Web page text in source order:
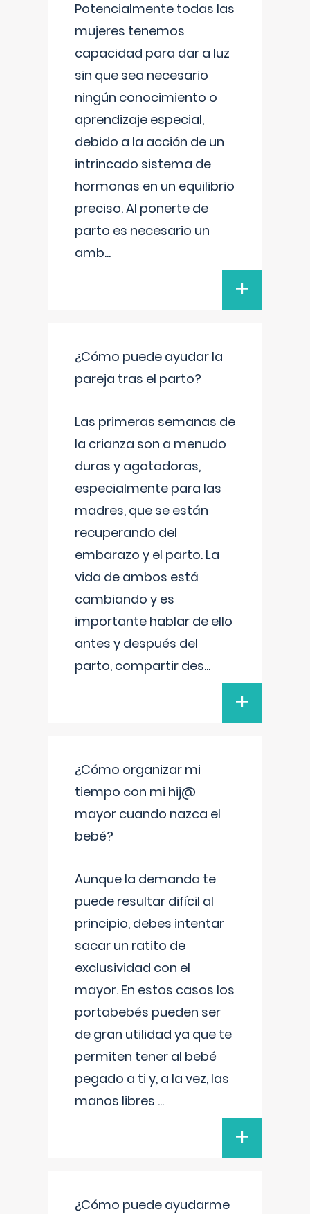
Potencialmente todas las
mujeres tenemos
capacidad para dar a luz
sin que sea necesario
ningún conocimiento o
aprendizaje especial,
debido a la acción de un
intrincado sistema de
hormonas en un equilibrio
preciso. Al ponerte de
parto es necesario un
amb...
+
¿Cómo puede ayudar la
pareja tras el parto?
Las primeras semanas de
la crianza son a menudo
duras y agotadoras,
especialmente para las
madres, que se están
recuperando del
embarazo y el parto. La
vida de ambos está
cambiando y es
importante hablar de ello
antes y después del
parto, compartir des...
+
¿Cómo organizar mi
tiempo con mi hij@
mayor cuando nazca el
bebé?
Aunque la demanda te
puede resultar difícil al
principio, debes intentar
sacar un ratito de
exclusividad con el
mayor. En estos casos los
portabebés pueden ser
de gran utilidad ya que te
permiten tener al bebé
pegado a ti y, a la vez, las
manos libres ...
+
¿Cómo puede ayudarme